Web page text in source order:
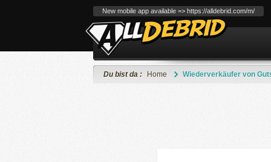
New mobile app available => https://alldebrid.com/m/
Du bist da : Home Wiederverkäufer von